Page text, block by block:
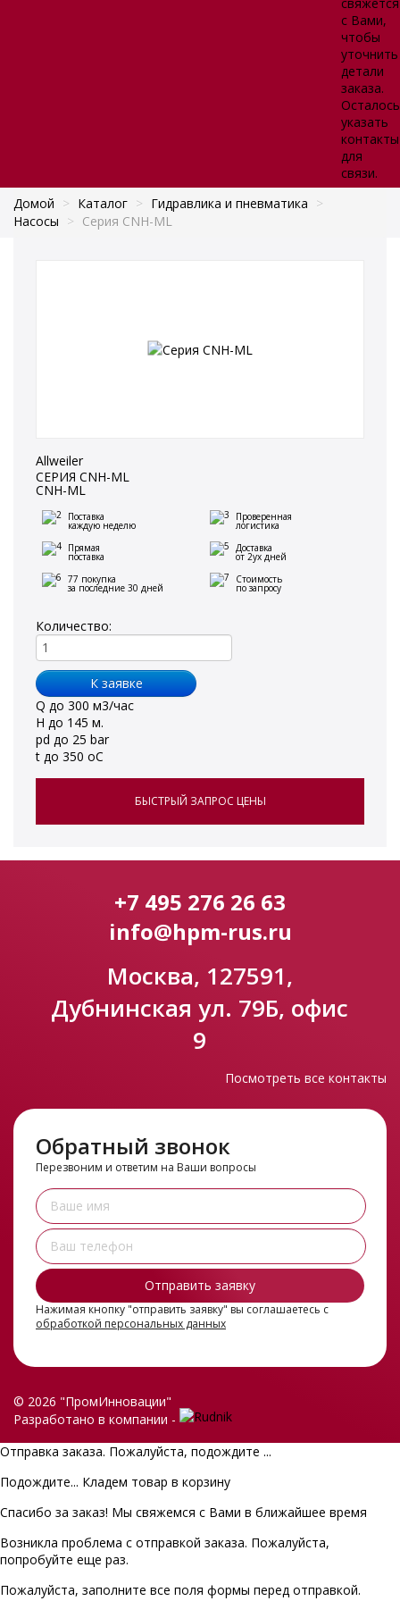
с Вами,
чтобы
уточнить
детали
заказа.
Осталось
указать
контакты
для
связи.
Домой > Каталог > Гидравлика и пневматика >
Насосы > Серия CNH-ML
Allweiler
СЕРИЯ CNH-ML
CNH-ML
Поставка
каждую неделю
Проверенная
логистика
Прямая
поставка
Доставка
от 2ух дней
77 покупка
за последние 30 дней
Стоимость
по запросу
Количество:
Q до 300 м3/час
H до 145 м.
pd до 25 bar
t до 350 oС
БЫСТРЫЙ ЗАПРОС ЦЕНЫ
+7 495 276 26 63
info@hpm-rus.ru
Москва, 127591,
Дубнинская ул. 79Б, офис
9
Посмотреть все контакты
Обратный звонок
Перезвоним и ответим на Ваши вопросы
Нажимая кнопку "отправить заявку" вы соглашаетесь с
обработкой персональных данных
© 2026 "ПромИнновации"
Разработано в компании -
Отправка заказа. Пожалуйста, подождите ...
Подождите... Кладем товар в корзину
Спасибо за заказ! Мы свяжемся с Вами в ближайшее время
Возникла проблема с отправкой заказа. Пожалуйста,
попробуйте еще раз.
Пожалуйста, заполните все поля формы перед отправкой.